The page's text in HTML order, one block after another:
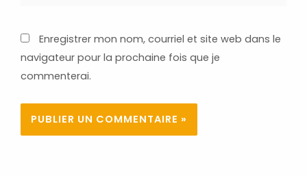
Enregistrer mon nom, courriel et site web dans le
navigateur pour la prochaine fois que je
commenterai.